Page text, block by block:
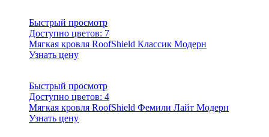
Быстрый просмотр
Доступно цветов: 7
Мягкая кровля RoofShield Классик Модерн
Узнать цену
Быстрый просмотр
Доступно цветов: 4
Мягкая кровля RoofShield Фемили Лайт Модерн
Узнать цену